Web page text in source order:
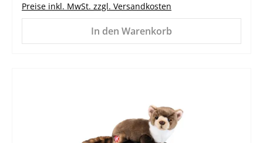
Preise inkl. MwSt. zzgl. Versandkosten
In den Warenkorb